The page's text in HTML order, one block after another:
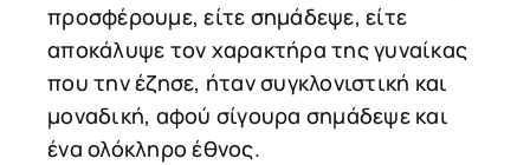
προσφέρουμε, είτε σημάδεψε, είτε
αποκάλυψε τον χαρακτήρα της γυναίκας
που την έζησε, ήταν συγκλονιστική και
μοναδική, αφού σίγουρα σημάδεψε και
ένα ολόκληρο έθνος.